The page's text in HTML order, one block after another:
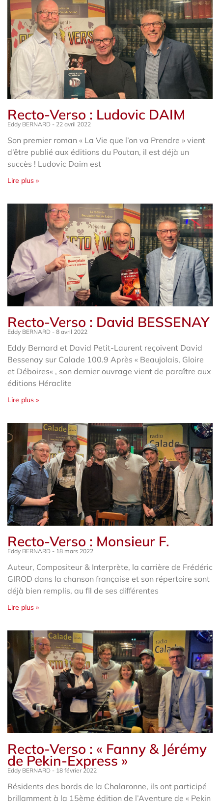
Recto-Verso : Ludovic DAIM
Eddy BERNARD 22 avril 2022
Son premier roman « La Vie que l’on va Prendre » vient
d’être publié aux éditions du Poutan, il est déjà un
succès ! Ludovic Daim est
Lire plus »
Recto-Verso : David BESSENAY
Eddy BERNARD 8 avril 2022
Eddy Bernard et David Petit-Laurent reçoivent David
Bessenay sur Calade 100.9 Après « Beaujolais, Gloire
et Déboires« , son dernier ouvrage vient de paraître aux
éditions Héraclite
Lire plus »
Recto-Verso : Monsieur F.
Eddy BERNARD 18 mars 2022
Auteur, Compositeur & Interprète, la carrière de Frédéric
GIROD dans la chanson française et son répertoire sont
déjà bien remplis, au fil de ses différentes
Lire plus »
Recto-Verso : « Fanny & Jérémy
de Pekin-Express »
Eddy BERNARD 18 février 2022
Résidents des bords de la Chalaronne, ils ont participé
brillamment à la 15ème édition de l’Aventure de « Pekin